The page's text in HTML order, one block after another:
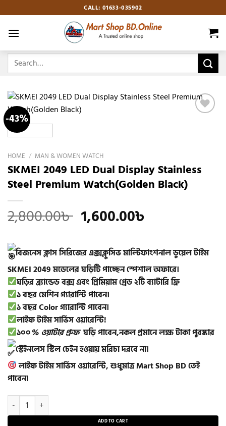
to
content
CALL: 01633-035902
Search
for:
-43%
HOME / MAN & WOMEN WATCH
SKMEI 2049 LED Dual Display Stainless
Steel Premium Watch(Golden Black)
2,800.00৳ Original
price
was:
2,800.00৳ .
1,600.00৳
is:
1,600.00৳ .
বিজনেস ক্লাস সিরিজের এক্সক্লুসিভ মাল্টিফাংশনাল ডুয়েল টাইম
SKMEI 2049 মডেলের ঘড়িটি পাচ্ছেন স্পেশাল অফারে।
ঘড়ির ব্র্যান্ডেড বক্স এবং প্রিমিয়াম গ্রেড ২টি ব্যাটারি ফ্রি
১ বছর মেশিন গ্যারান্টি পাবেন।
১ বছর Color গ্যারান্টি পাবেন।
লাইফ টাইম সার্ভিস ওয়ারেন্টি!
১০০% ওয়াটার প্রুফঘড়ি পাবেন,নকল প্রমানে লক্ষ টাকা পুরষ্কার
স্টেইনলেস স্টিল চেইন হওয়ায় মরিচা দরবে না।
লাইফ টাইম সার্ভিস ওয়ারেন্টি, শুধুমাত্র Mart Shop BD তেই
পাবেন।
SKMEI 2049 LED Dual Display Stainless Steel Premium
ADD TO CART